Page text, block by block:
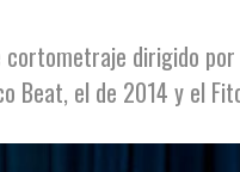
dirigido por
Beat, el de 2014 y el